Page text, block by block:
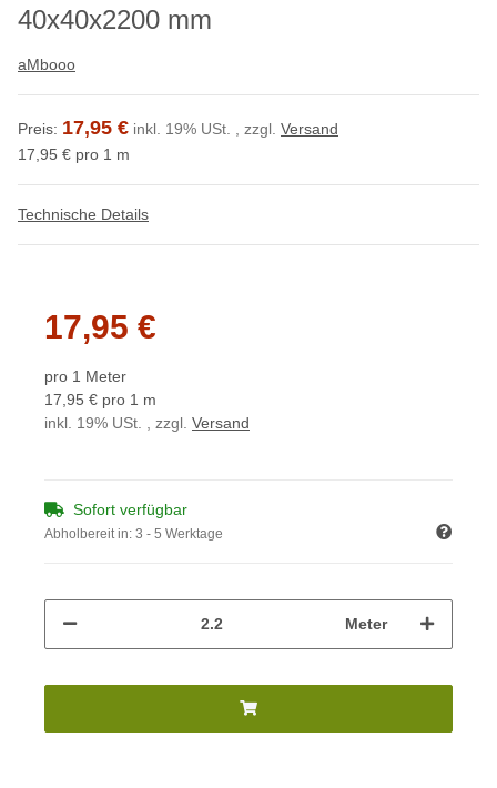
40x40x2200 mm
aMbooo
Preis: 17,95 € inkl. 19% USt. , zzgl. Versand
17,95 € pro 1 m
Technische Details
17,95 €
pro 1 Meter
17,95 € pro 1 m
inkl. 19% USt. , zzgl. Versand
Sofort verfügbar
Abholbereit in: 3 - 5 Werktage
Meter